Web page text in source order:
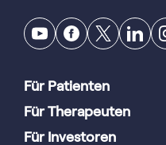
Für Patienten
Für Therapeuten
Für Investoren